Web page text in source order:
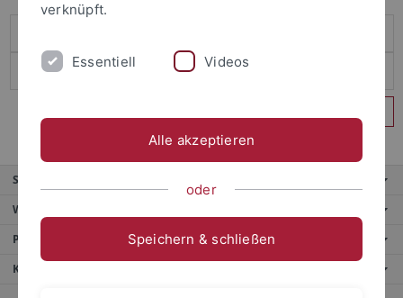
Service
Weitere Angebote
Portale
Kontaktinfo
verknüpft.
Essentiell Videos
Alle akzeptieren
oder
Speichern & schließen